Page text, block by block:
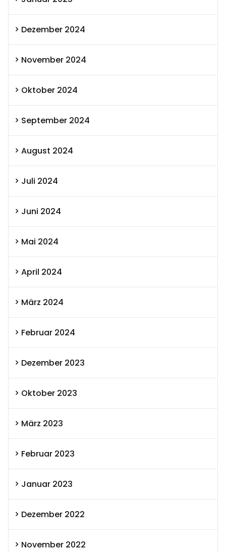
Dezember 2024
November 2024
Oktober 2024
September 2024
August 2024
Juli 2024
Juni 2024
Mai 2024
April 2024
März 2024
Februar 2024
Dezember 2023
Oktober 2023
März 2023
Februar 2023
Januar 2023
Dezember 2022
November 2022